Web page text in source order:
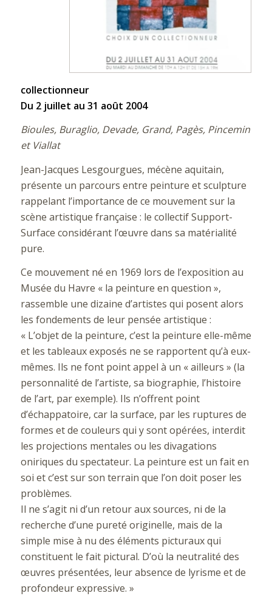
collectionneur
Du 2 juillet au 31 août 2004
Bioules, Buraglio, Devade, Grand, Pagès, Pincemin
et Viallat
Jean-Jacques Lesgourgues, mécène aquitain,
présente un parcours entre peinture et sculpture
rappelant l’importance de ce mouvement sur la
scène artistique française : le collectif Support-
Surface considérant l’œuvre dans sa matérialité
pure.
Ce mouvement né en 1969 lors de l’exposition au
Musée du Havre « la peinture en question »,
rassemble une dizaine d’artistes qui posent alors
les fondements de leur pensée artistique :
« L’objet de la peinture, c’est la peinture elle-même
et les tableaux exposés ne se rapportent qu’à eux-
mêmes. Ils ne font point appel à un « ailleurs » (la
personnalité de l’artiste, sa biographie, l’histoire
de l’art, par exemple). Ils n’offrent point
d’échappatoire, car la surface, par les ruptures de
formes et de couleurs qui y sont opérées, interdit
les projections mentales ou les divagations
oniriques du spectateur. La peinture est un fait en
soi et c’est sur son terrain que l’on doit poser les
problèmes.
Il ne s’agit ni d’un retour aux sources, ni de la
recherche d’une pureté originelle, mais de la
simple mise à nu des éléments picturaux qui
constituent le fait pictural. D’où la neutralité des
œuvres présentées, leur absence de lyrisme et de
profondeur expressive. »